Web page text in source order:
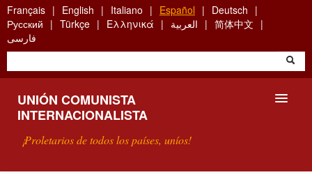
Skip
to
main
content
Français English Italiano Español
Deutsch
Русский
Türkçe Ελληνικά العربية
简体中文
فارسی
UNIÓN COMUNISTA
INTERNACIONALISTA
¡Proletarios de todos los países, uníos!